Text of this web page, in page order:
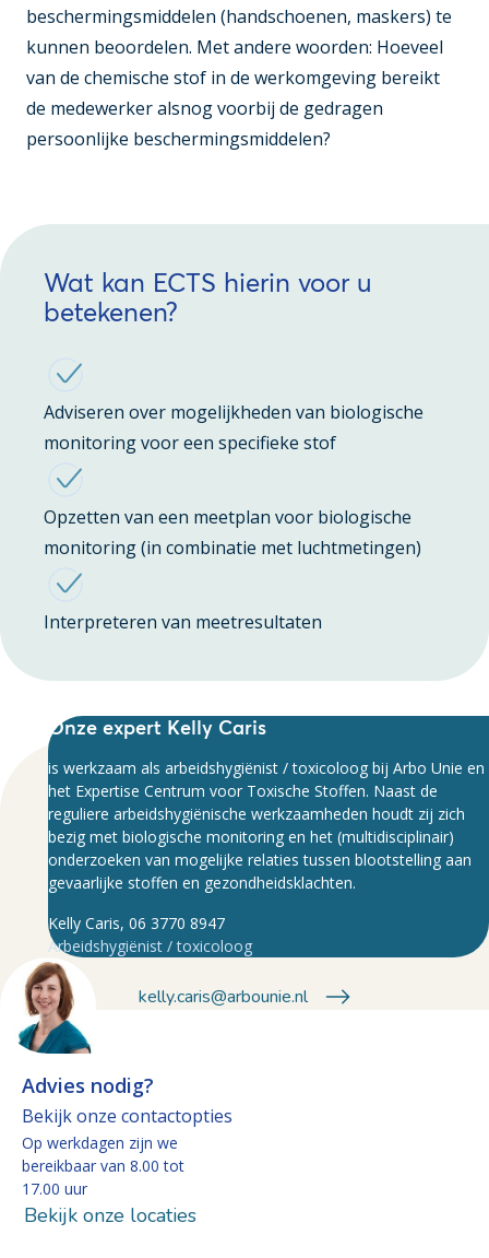
beschermingsmiddelen (handschoenen, maskers) te
kunnen beoordelen. Met andere woorden: Hoeveel
van de chemische stof in de werkomgeving bereikt
de medewerker alsnog voorbij de gedragen
persoonlijke beschermingsmiddelen?
Wat kan ECTS hierin voor u
betekenen?
Adviseren over mogelijkheden van biologische
monitoring voor een specifieke stof
Opzetten van een meetplan voor biologische
monitoring (in combinatie met luchtmetingen)
Interpreteren van meetresultaten
Onze expert Kelly Caris
is werkzaam als arbeidshygiënist / toxicoloog bij Arbo Unie en
het Expertise Centrum voor Toxische Stoffen. Naast de
reguliere arbeidshygiënische werkzaamheden houdt zij zich
bezig met biologische monitoring en het (multidisciplinair)
onderzoeken van mogelijke relaties tussen blootstelling aan
gevaarlijke stoffen en gezondheidsklachten.
Kelly Caris, 06 3770 8947
Arbeidshygiënist / toxicoloog
kelly.caris@arbounie.nl
Advies nodig?
Bekijk onze contactopties
Op werkdagen zijn we
bereikbaar van 8.00 tot
17.00 uur
Bekijk onze locaties